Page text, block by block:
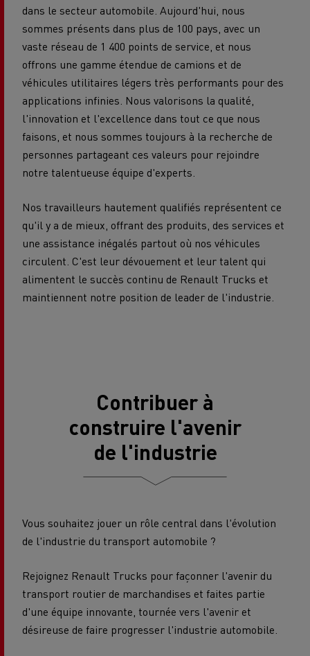
dans le secteur automobile. Aujourd'hui, nous
sommes présents dans plus de 100 pays, avec un
vaste réseau de 1 400 points de service, et nous
offrons une gamme étendue de camions et de
véhicules utilitaires légers très performants pour des
applications infinies. Nous valorisons la qualité,
l'innovation et l'excellence dans tout ce que nous
faisons, et nous sommes toujours à la recherche de
personnes partageant ces valeurs pour rejoindre
notre talentueuse équipe d'experts.
Nos travailleurs hautement qualifiés représentent ce
qu'il y a de mieux, offrant des produits, des services et
une assistance inégalés partout où nos véhicules
circulent. C'est leur dévouement et leur talent qui
alimentent le succès continu de Renault Trucks et
maintiennent notre position de leader de l'industrie.
Contribuer à
construire l'avenir
de l'industrie
Vous souhaitez jouer un rôle central dans l'évolution
de l'industrie du transport automobile ?
Rejoignez Renault Trucks pour façonner l'avenir du
transport routier de marchandises et faites partie
d'une équipe innovante, tournée vers l'avenir et
désireuse de faire progresser l'industrie automobile.